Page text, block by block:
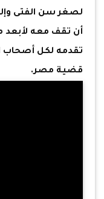
لصغر سن الفتى
أن تقف معه لأبعد
تقدمه لكل أصحاب
قضية مصر.